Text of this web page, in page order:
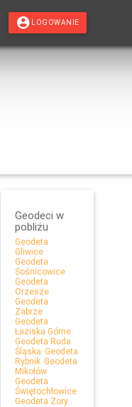
LOGOWANIE
Geodeci w
pobliżu
Geodeta
Gliwice
Geodeta
Sośnicowice
Geodeta
Orzesze
Geodeta
Zabrze
Geodeta
Łaziska Górne
Geodeta Ruda
Śląska Geodeta
Rybnik Geodeta
Mikołów
Geodeta
Świętochłowice
Geodeta Żory